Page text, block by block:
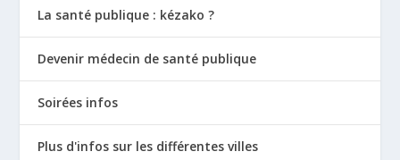
La santé publique : kézako ?
Devenir médecin de santé publique
Soirées infos
Plus d'infos sur les différentes villes